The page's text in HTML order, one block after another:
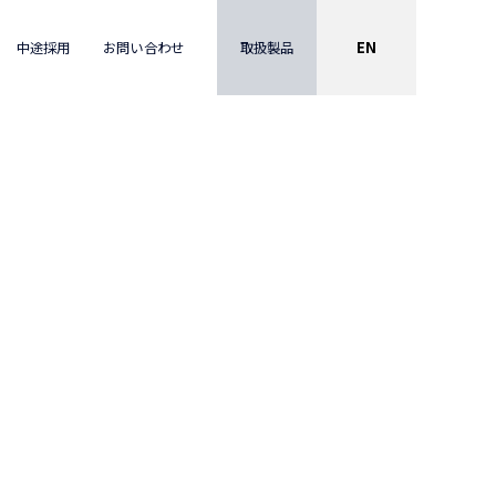
中途採用 お問い合わせ 取扱製品 EN